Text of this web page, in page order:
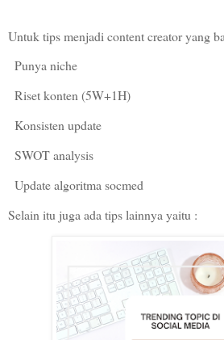
Untuk tips menjadi content creator yang
Punya niche
Riset konten (5W+1H)
Konsisten update
SWOT analysis
Update algoritma socmed
Selain itu juga ada tips lainnya yaitu :